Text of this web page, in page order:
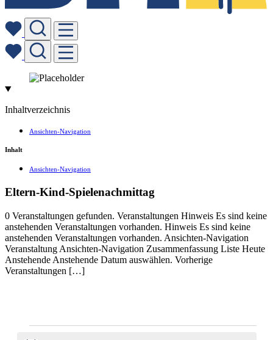
to
Inhaltverzeichnis
Ansichten-Navigation
Inhalt
Ansichten-Navigation
Eltern-Kind-Spielenachmittag
0 Veranstaltungen gefunden. Veranstaltungen Hinweis Es sind keine
anstehenden Veranstaltungen vorhanden. Hinweis Es sind keine
anstehenden Veranstaltungen vorhanden. Ansichten-Navigation
Veranstaltung Ansichten-Navigation Zusammenfassung Liste Heute
Anstehende Anstehende Datum auswählen. Vorherige
Veranstaltungen […]